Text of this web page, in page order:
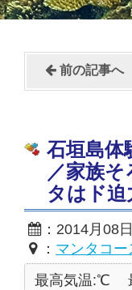
前の記事へ
石垣島体
／家族
タはド迫
：2014月08
： マンタコー
最高気温:℃